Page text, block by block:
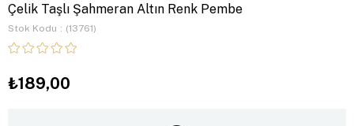
Çelik Taşlı Şahmeran Altın Renk Pembe
Stok Kodu (13761)
₺189,00